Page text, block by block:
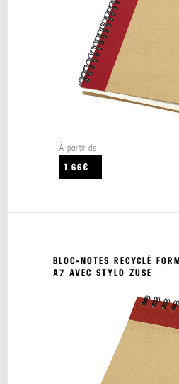
À partir de
1.66€
BLOC-NOTES RECYCLÉ
A7 AVEC STYLO ZUSE